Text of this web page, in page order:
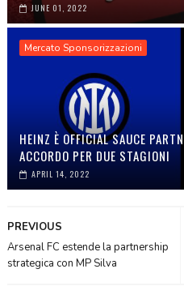
JUNE 01, 2022
Mercato Sponsorizzazioni
HEINZ È OFFICIAL SAUCE
ACCORDO PER DUE STAGIONI
APRIL 14, 2022
PREVIOUS
Arsenal FC estende la partnership
strategica con MP Silva